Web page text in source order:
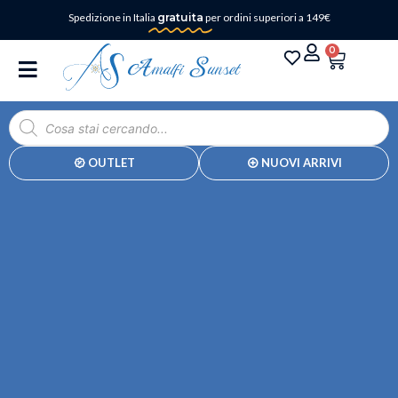
Spedizione in Italia gratuita per ordini superiori a 149€
0
OUTLET NUOVI ARRIVI